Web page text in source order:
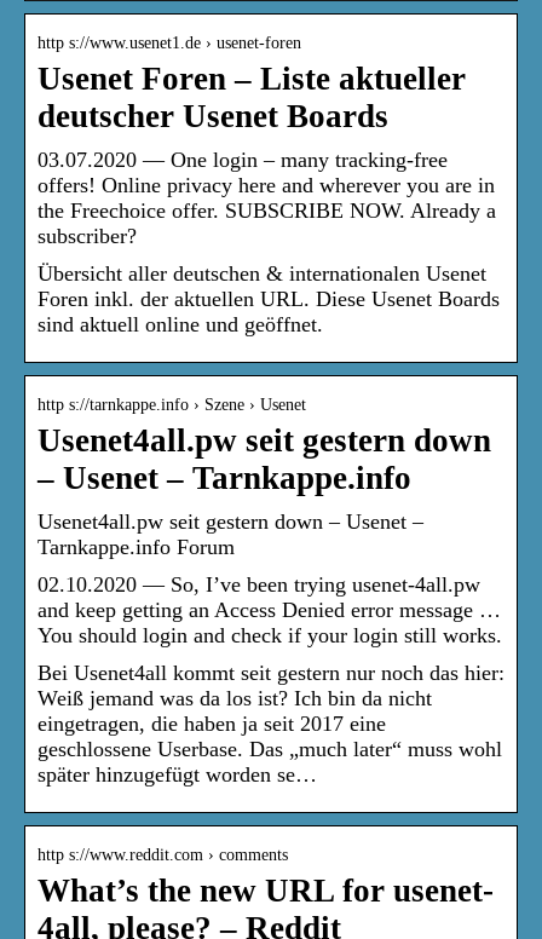
http s://www.usenet1.de › usenet-foren
Usenet Foren – Liste aktueller
deutscher Usenet Boards
03.07.2020 — One login – many tracking-free
offers! Online privacy here and wherever you are in
the Freechoice offer. SUBSCRIBE NOW. Already a
subscriber?
Übersicht aller deutschen & internationalen Usenet
Foren inkl. der aktuellen URL. Diese Usenet Boards
sind aktuell online und geöffnet.
http s://tarnkappe.info › Szene › Usenet
Usenet4all.pw seit gestern down
– Usenet – Tarnkappe.info
Usenet4all.pw seit gestern down – Usenet –
Tarnkappe.info Forum
02.10.2020 — So, I’ve been trying usenet-4all.pw
and keep getting an Access Denied error message …
You should login and check if your login still works.
Bei Usenet4all kommt seit gestern nur noch das hier:
Weiß jemand was da los ist? Ich bin da nicht
eingetragen, die haben ja seit 2017 eine
geschlossene Userbase. Das „much later“ muss wohl
später hinzugefügt worden se…
http s://www.reddit.com › comments
What’s the new URL for usenet-
4all, please? – Reddit